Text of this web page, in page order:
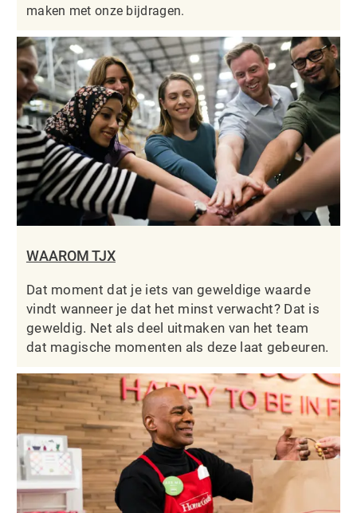
maken met onze bijdragen.
WAAROM TJX
Dat moment dat je iets van geweldige waarde
vindt wanneer je dat het minst verwacht? Dat is
geweldig. Net als deel uitmaken van het team
dat magische momenten als deze laat gebeuren.